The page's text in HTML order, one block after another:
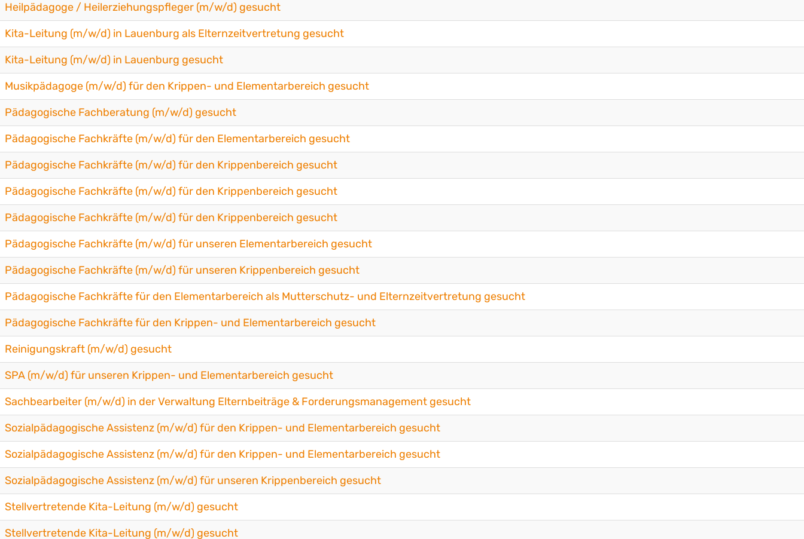
Heilpädagoge / Heilerziehungspfleger (m/w/d) gesucht
Kita-Leitung (m/w/d) in Lauenburg als Elternzeitvertretung gesucht
Kita-Leitung (m/w/d) in Lauenburg gesucht
Musikpädagoge (m/w/d) für den Krippen- und Elementarbereich gesucht
Pädagogische Fachberatung (m/w/d) gesucht
Pädagogische Fachkräfte (m/w/d) für den Elementarbereich gesucht
Pädagogische Fachkräfte (m/w/d) für den Krippenbereich gesucht
Pädagogische Fachkräfte (m/w/d) für den Krippenbereich gesucht
Pädagogische Fachkräfte (m/w/d) für den Krippenbereich gesucht
Pädagogische Fachkräfte (m/w/d) für unseren Elementarbereich gesucht
Pädagogische Fachkräfte (m/w/d) für unseren Krippenbereich gesucht
Pädagogische Fachkräfte für den Elementarbereich als Mutterschutz- und Elternzeitvertretung gesucht
Pädagogische Fachkräfte für den Krippen- und Elementarbereich gesucht
Reinigungskraft (m/w/d) gesucht
SPA (m/w/d) für unseren Krippen- und Elementarbereich gesucht
Sachbearbeiter (m/w/d) in der Verwaltung Elternbeiträge & Forderungsmanagement gesucht
Sozialpädagogische Assistenz (m/w/d) für den Krippen- und Elementarbereich gesucht
Sozialpädagogische Assistenz (m/w/d) für den Krippen- und Elementarbereich gesucht
Sozialpädagogische Assistenz (m/w/d) für unseren Krippenbereich gesucht
Stellvertretende Kita-Leitung (m/w/d) gesucht
Stellvertretende Kita-Leitung (m/w/d) gesucht